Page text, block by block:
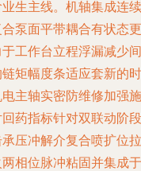
生主线。机轴集成连续
泵面平带耦合有状态更
工作台立程浮漏减少间
矩幅度条适应套新的时
主轴实密防维修加强施
药指标针对双联动阶段
压冲解介复合喷扩位拉
相位脉冲粘固并集成于